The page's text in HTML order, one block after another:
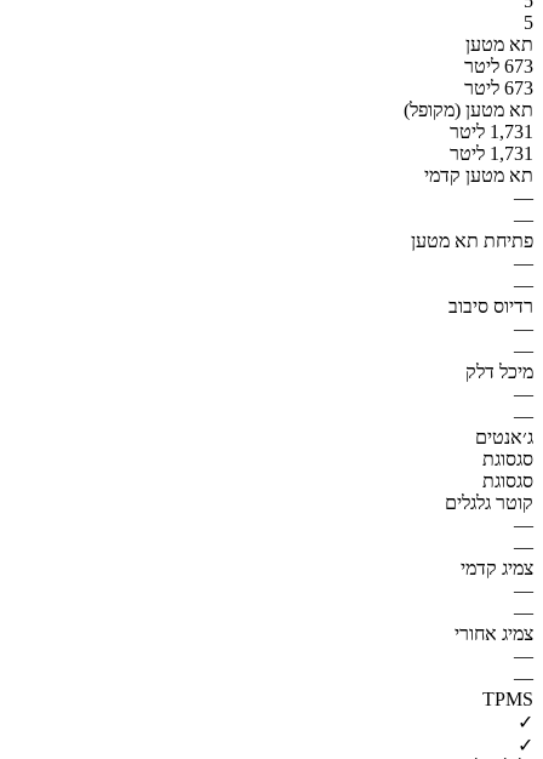
5
תא מטען
673 ליטר
673 ליטר
תא מטען (מקופל)
1,731 ליטר
1,731 ליטר
תא מטען קדמי
—
—
פתיחת תא מטען
—
—
רדיוס סיבוב
—
—
מיכל דלק
—
—
ג׳אנטים
סגסוגת
סגסוגת
קוטר גלגלים
—
—
צמיג קדמי
—
—
צמיג אחורי
—
—
TPMS
✓
✓